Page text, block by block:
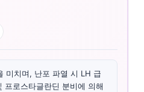
미치며, 난포 파열 시 LH 급
프로스타글란딘 분비에 의해